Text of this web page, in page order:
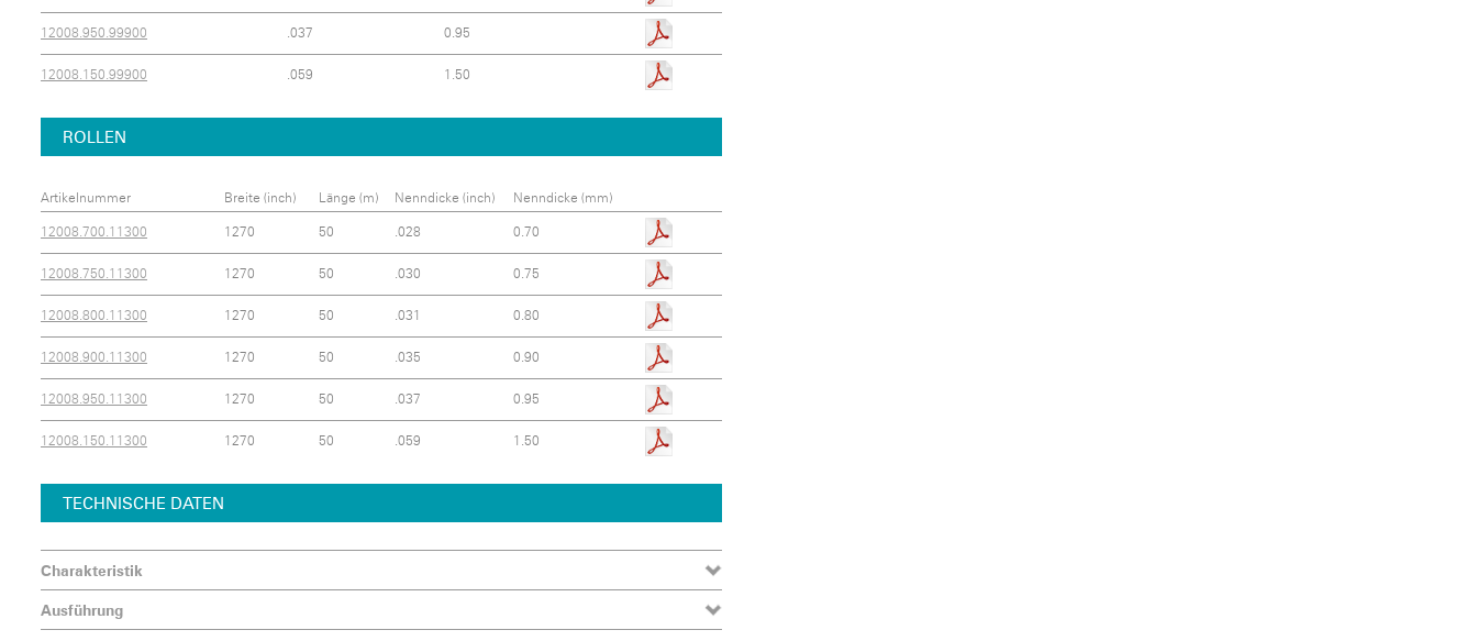
12008.950.99900 .037 0.95
12008.150.99900 .059 1.50
ROLLEN
Artikelnummer Breite (inch) Länge (m) Nenndicke (inch) Nenndicke (mm)
12008.700.11300 1270 50 .028 0.70
12008.750.11300 1270 50 .030 0.75
12008.800.11300 1270 50 .031 0.80
12008.900.11300 1270 50 .035 0.90
12008.950.11300 1270 50 .037 0.95
12008.150.11300 1270 50 .059 1.50
TECHNISCHE DATEN
Charakteristik
Ausführung